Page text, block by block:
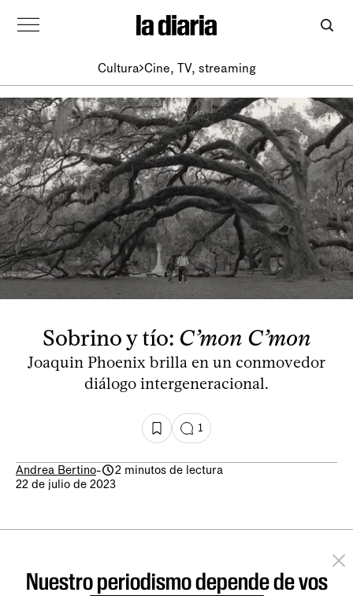
Cultura Cine, TV, streaming
Sobrino y tío: C’mon C’mon
Joaquin Phoenix brilla en un conmovedor
diálogo intergeneracional.
1
Andrea Bertino-
2 minutos de lectura
22 de julio de 2023
Nuestro periodismo depende de vos